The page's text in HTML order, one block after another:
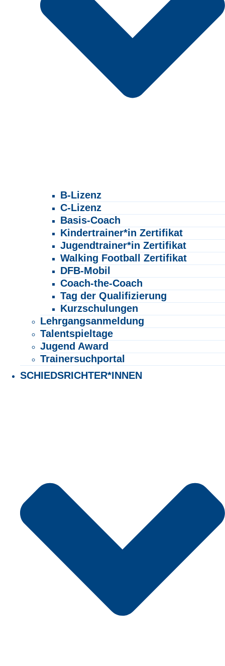
B-Lizenz
C-Lizenz
Basis-Coach
Kindertrainer*in Zertifikat
Jugendtrainer*in Zertifikat
Walking Football Zertifikat
DFB-Mobil
Coach-the-Coach
Tag der Qualifizierung
Kurzschulungen
Lehrgangsanmeldung
Talentspieltage
Jugend Award
Trainersuchportal
SCHIEDSRICHTER*INNEN